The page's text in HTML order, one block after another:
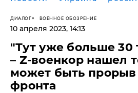
ДИАЛОГ ВОЕННОЕ ОБОЗРЕНИЕ
10 апреля 2023, 14:13
"Тут уже больше 30
– Z-военкор нашел
может быть прорыв
фронта